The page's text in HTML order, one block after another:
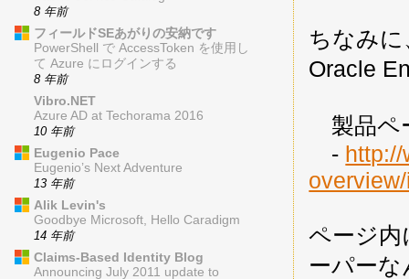
ちなみ
Oracle
製品ペ
-
ページ内
ーパー
8 年前
フィールドSEあがりの安納です
PowerShell で AccessToken を使用し
て Azure にログインする
8 年前
Vibro.NET
Azure AD at Techorama 2016
10 年前
Eugenio Pace
Eugenio’s Next Adventure
13 年前
Alik Levin's
Goodbye Microsoft, Hello Caradigm
14 年前
Claims-Based Identity Blog
Announcing July 2011 update to